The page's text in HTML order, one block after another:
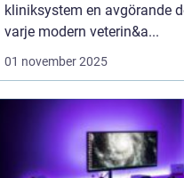
kliniksystem en avgörande
varje modern veterin&a...
01 november 2025